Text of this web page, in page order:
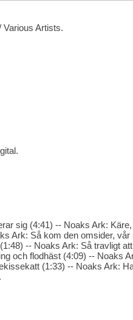
Various Artists.
sig (4:41) -- Noaks Ark:
Ark: Så kom den omsider,
-- Noaks Ark: Så travligt
och flodhäst (4:09) -- Noaks
(1:33) -- Noaks Ark: